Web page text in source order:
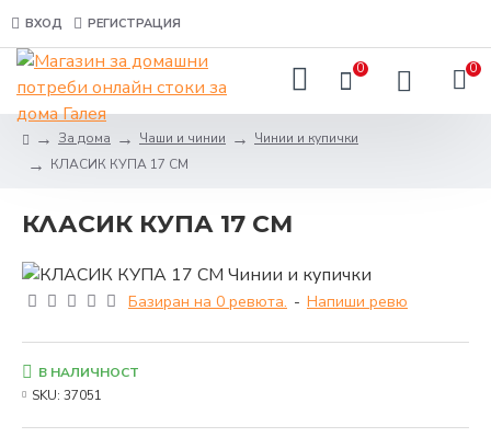
ВХОД РЕГИСТРАЦИЯ
0 0
За дома Чаши и чинии
Чинии и купички
КЛАСИК КУПА 17 СМ
КЛАСИК КУПА 17 СМ
Базиран на 0 ревюта. - Напиши ревю
В НАЛИЧНОСТ
SKU: 37051